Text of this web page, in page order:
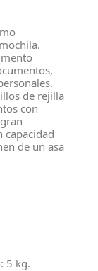
de rejilla
con
capacidad
de un asa
5 kg.